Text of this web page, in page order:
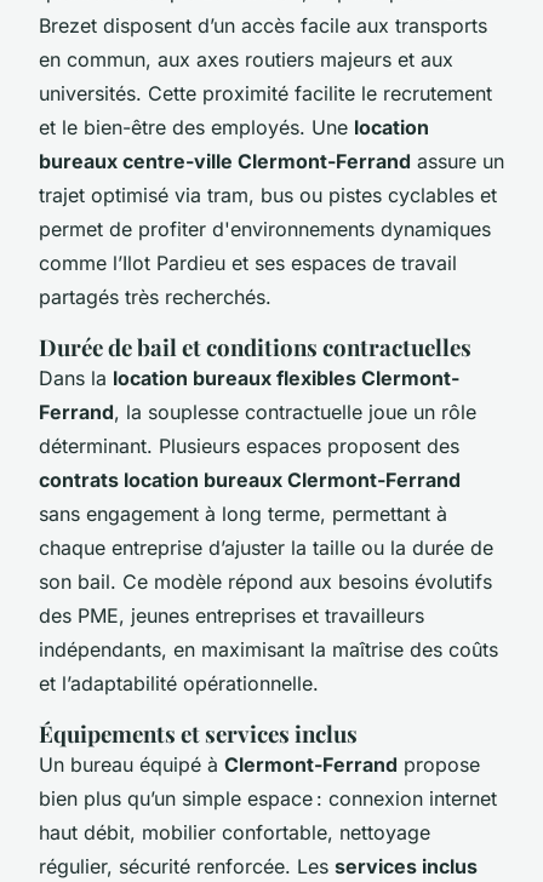
Brezet disposent d’un accès facile aux transports
en commun, aux axes routiers majeurs et aux
universités. Cette proximité facilite le recrutement
et le bien-être des employés. Une location
bureaux centre-ville Clermont-Ferrand assure un
trajet optimisé via tram, bus ou pistes cyclables et
permet de profiter d'environnements dynamiques
comme l’Ilot Pardieu et ses espaces de travail
partagés très recherchés.
Durée de bail et conditions contractuelles
Dans la location bureaux flexibles Clermont-
Ferrand, la souplesse contractuelle joue un rôle
déterminant. Plusieurs espaces proposent des
contrats location bureaux Clermont-Ferrand
sans engagement à long terme, permettant à
chaque entreprise d’ajuster la taille ou la durée de
son bail. Ce modèle répond aux besoins évolutifs
des PME, jeunes entreprises et travailleurs
indépendants, en maximisant la maîtrise des coûts
et l’adaptabilité opérationnelle.
Équipements et services inclus
Un bureau équipé à Clermont-Ferrand propose
bien plus qu’un simple espace : connexion internet
haut débit, mobilier confortable, nettoyage
régulier, sécurité renforcée. Les services inclus